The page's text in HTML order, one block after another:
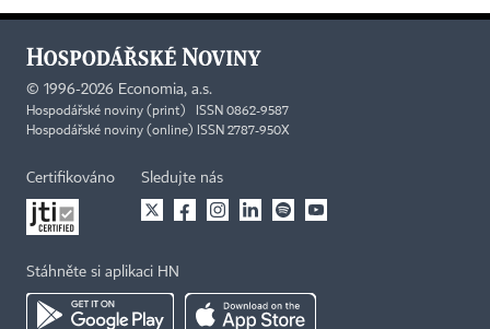
© 1996-2026 Economia, a.s.
Hospodářské noviny (print) ISSN 0862-9587
Hospodářské noviny (online) ISSN 2787-950X
Certifikováno Sledujte nás
Stáhněte si aplikaci HN